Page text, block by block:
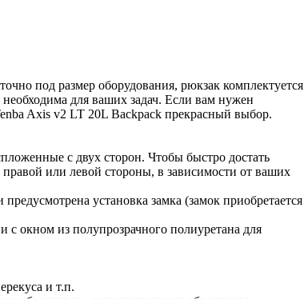
под размер оборудования, рюкзак комплектуется
для ваших задач. Если вам нужен
Axis v2 LT 20L Backpack прекрасный выбор.
с двух сторон. Чтобы быстро достать
или левой стороны, в зависимости от ваших
установка замка (замок приобретается
окном из полупрозрачного полиуретана для
и т.п.